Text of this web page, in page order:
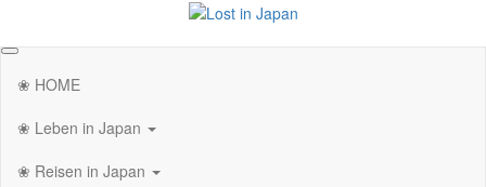
springen
❀ HOME
❀ Leben in Japan
❀ Reisen in Japan